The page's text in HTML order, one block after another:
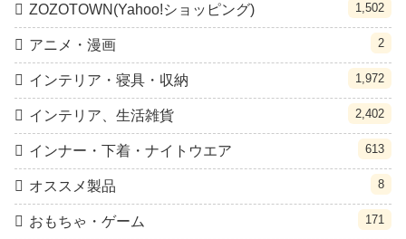
ZOZOTOWN(Yahoo!ショッピング) 1,502
アニメ・漫画 2
インテリア・寝具・収納 1,972
インテリア、生活雑貨 2,402
インナー・下着・ナイトウエア 613
オススメ製品 8
おもちゃ・ゲーム 171